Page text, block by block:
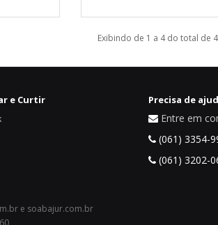
Exibindo de 1 a 4 do total de
e Curtir Precisa de
Entre em
(061) 3354-
(061) 3202-
e soabajur.com.br